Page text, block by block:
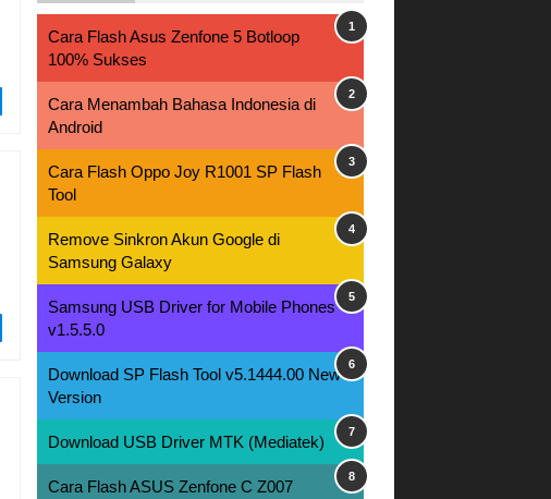
Cara Flash Asus Zenfone 5 Botloop
100% Sukses
Cara Menambah Bahasa Indonesia di
Android
Cara Flash Oppo Joy R1001 SP Flash
Tool
Remove Sinkron Akun Google di
Samsung Galaxy
Samsung USB Driver for Mobile Phones
v1.5.5.0
Download SP Flash Tool v5.1444.00 New
Version
Download USB Driver MTK (Mediatek)
Cara Flash ASUS Zenfone C Z007